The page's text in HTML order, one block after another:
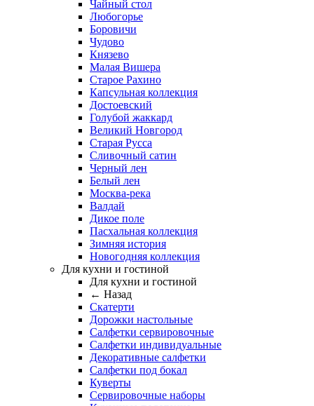
Чайный стол
Любогорье
Боровичи
Чудово
Князево
Малая Вишера
Старое Рахино
Капсульная коллекция
Достоевский
Голубой жаккард
Великий Новгород
Старая Русса
Сливочный сатин
Черный лен
Белый лен
Москва-река
Валдай
Дикое поле
Пасхальная коллекция
Зимняя история
Новогодняя коллекция
Для кухни и гостиной
Для кухни и гостиной
← Назад
Скатерти
Дорожки настольные
Салфетки сервировочные
Салфетки индивидуальные
Декоративные салфетки
Салфетки под бокал
Куверты
Сервировочные наборы